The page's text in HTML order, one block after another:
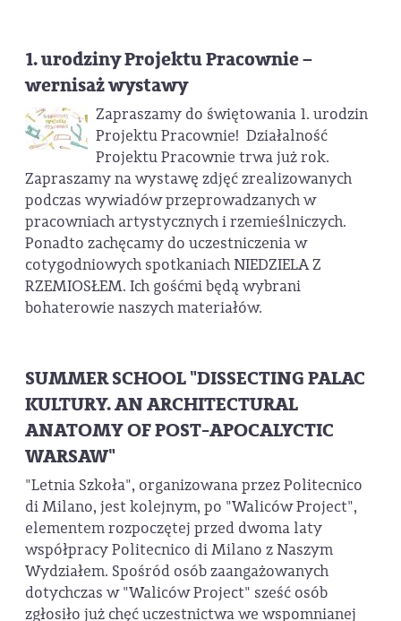
1. urodziny Projektu Pracownie –
wernisaż wystawy
Zapraszamy do świętowania 1. urodzin
Projektu Pracownie! Działalność
Projektu Pracownie trwa już rok.
Zapraszamy na wystawę zdjęć zrealizowanych
podczas wywiadów przeprowadzanych w
pracowniach artystycznych i rzemieślniczych.
Ponadto zachęcamy do uczestniczenia w
cotygodniowych spotkaniach NIEDZIELA Z
RZEMIOSŁEM. Ich gośćmi będą wybrani
bohaterowie naszych materiałów.
SUMMER SCHOOL "DISSECTING PALAC
KULTURY. AN ARCHITECTURAL
ANATOMY OF POST-APOCALYCTIC
WARSAW"
"Letnia Szkoła", organizowana przez Politecnico
di Milano, jest kolejnym, po "Waliców Project",
elementem rozpoczętej przed dwoma laty
współpracy Politecnico di Milano z Naszym
Wydziałem. Spośród osób zaangażowanych
dotychczas w "Waliców Project" sześć osób
zgłosiło już chęć uczestnictwa we wspomnianej